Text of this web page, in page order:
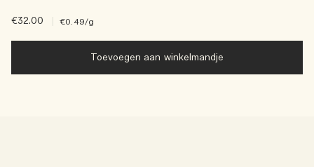
€32.00 €0.49/g
Toevoegen aan winkelmandje